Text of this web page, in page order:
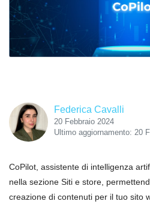
Federica Cavalli
20 Febbraio 2024
Ultimo aggiornamento: 20
CoPilot, assistente di intelligenza
nella sezione Siti e store,
creazione di contenuti per il tuo sito